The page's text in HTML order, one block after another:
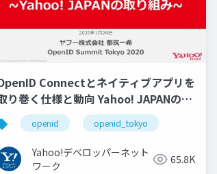
Connectとネイティブアプリを
り巻く仕様と動向 Yahoo! JAPANの取
組み #openid #openid_tokyo
openid openid_tokyo
Yahoo!デベロッパーネット
ワーク
65.8K